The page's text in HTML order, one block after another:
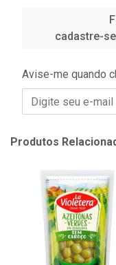
cadastre-
Avise-me quando
Produtos